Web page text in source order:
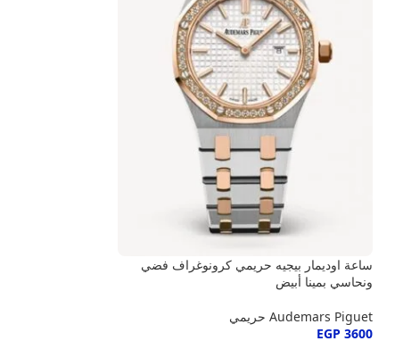
ساعة اوديمار بيجيه حريمي كرونوغراف فضي
ونحاسي بمينا أبيض
Audemars Piguet حريمي
EGP 3600